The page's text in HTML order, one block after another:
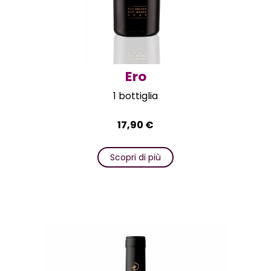
Ero
1 bottiglia
17,90 €
Scopri di più